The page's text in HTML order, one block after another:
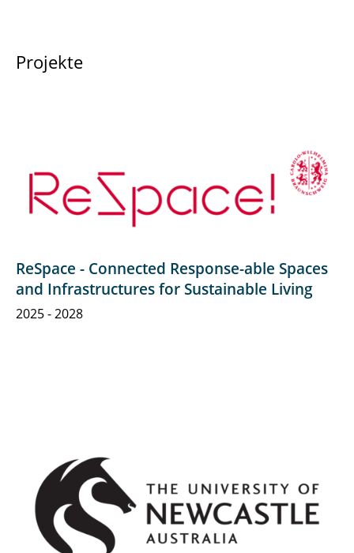
Projekte
ReSpace - Connected Response-able Spaces
and Infrastructures for Sustainable Living
2025 - 2028